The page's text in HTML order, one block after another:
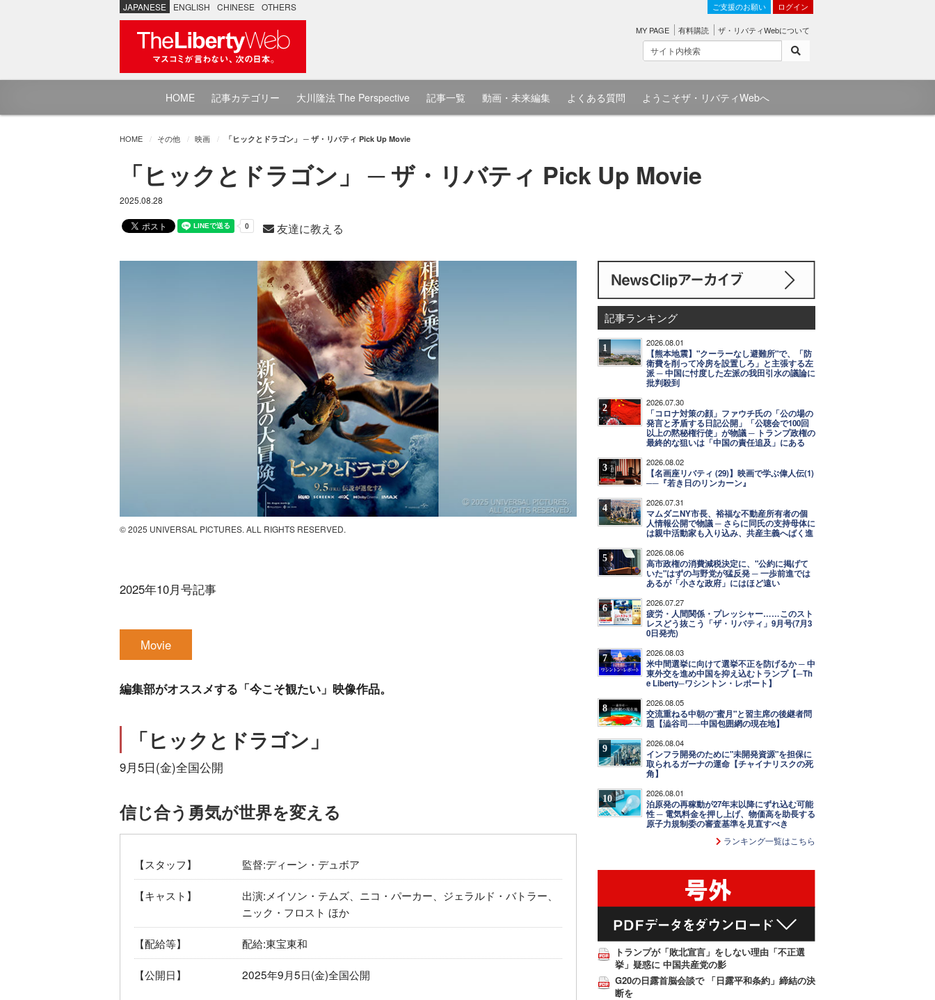
JAPANESE ENGLISH CHINESE OTHERS ご支援のお願い ログイン
MY PAGE 有料購読 ザ・リバティWebについて
HOME 記事カテゴリー 大川隆法 The Perspective 記事一覧 動画・未来編集 よくある質問 ようこそザ・リバティWebへ
HOME その他 映画 「ヒックとドラゴン」 ─ ザ・リバティ Pick Up Movie
「ヒックとドラゴン」 ─ ザ・リバティ Pick Up Movie
2025.08.28
友達に教える
© 2025 UNIVERSAL PICTURES. ALL RIGHTS RESERVED.
2025年10月号記事
Movie
編集部がオススメする「今こそ観たい」映像作品。
「ヒックとドラゴン」
9月5日(金)全国公開
信じ合う勇気が世界を変える
【スタッフ】 監督:ディーン・デュボア
【キャスト】
出演:メイソン・テムズ、ニコ・パーカー、ジェラルド・バトラー、
ニック・フロスト ほか
【配給等】 配給:東宝東和
【公開日】 2025年9月5日(金)全国公開
記事ランキング
1 2026.08.01
【熊本地震】"クーラーなし避難所"で、「防
衛費を削って冷房を設置しろ」と主張する左
派 ─ 中国に忖度した左派の我田引水の議論に
批判殺到
2 2026.07.30
「コロナ対策の顔」ファウチ氏の「公の場の
発言と矛盾する日記公開」「公聴会で100回
以上の黙秘権行使」が物議 ─ トランプ政権の
最終的な狙いは「中国の責任追及」にある
3 2026.08.02
【名画座リバティ (29)】映画で学ぶ偉人伝(1)
──『若き日のリンカーン』
4 2026.07.31
マムダニNY市長、裕福な不動産所有者の個
人情報公開で物議 ─ さらに同氏の支持母体に
は親中活動家も入り込み、共産主義へばく進
5 2026.08.06
高市政権の消費減税決定に、"公約に掲げて
いた"はずの与野党が猛反発 ─ 一歩前進では
あるが「小さな政府」にはほど遠い
6 2026.07.27
疲労・人間関係・プレッシャー……このスト
レスどう抜こう「ザ・リバティ」9月号(7月3
0日発売)
7 2026.08.03
米中間選挙に向けて選挙不正を防げるか ─ 中
東外交を進め中国を抑え込むトランプ【─Th
e Liberty─ワシントン・レポート】
8 2026.08.05
交流重ねる中朝の"蜜月"と習主席の後継者問
題【澁谷司──中国包囲網の現在地】
9 2026.08.04
インフラ開発のために"未開発資源"を担保に
取られるガーナの運命【チャイナリスクの死
角】
10 2026.08.01
泊原発の再稼動が27年末以降にずれ込む可能
性 ─ 電気料金を押し上げ、物価高を助長する
原子力規制委の審査基準を見直すべき
ランキング一覧はこちら
トランプが「敗北宣言」をしない理由「不正選
挙」疑惑に 中国共産党の影
G20の日露首脳会談で 「日露平和条約」締結の決
断を